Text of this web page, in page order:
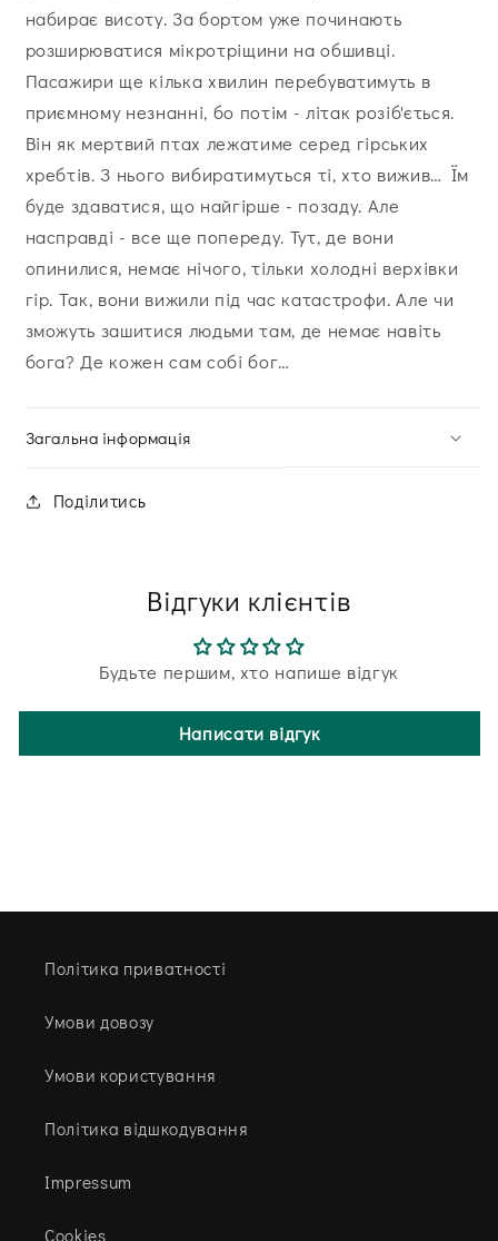
набирає висоту. За бортом уже починають
розширюватися мікротріщини на обшивці.
Пасажири ще кілька хвилин перебуватимуть в
приємному незнанні, бо потім - літак розіб'ється.
Він як мертвий птах лежатиме серед гірських
хребтів. З нього вибиратимуться ті, хто вижив… Їм
буде здаватися, що найгірше - позаду. Але
насправді - все ще попереду. Тут, де вони
опинилися, немає нічого, тільки холодні верхівки
гір. Так, вони вижили під час катастрофи. Але чи
зможуть зашитися людьми там, де немає навіть
бога? Де кожен сам собі бог…
Загальна інформація
Поділитись
Відгуки клієнтів
Будьте першим, хто напише відгук
Написати відгук
Політика приватності
Умови довозу
Умови користування
Політика відшкодування
Impressum
Cookies